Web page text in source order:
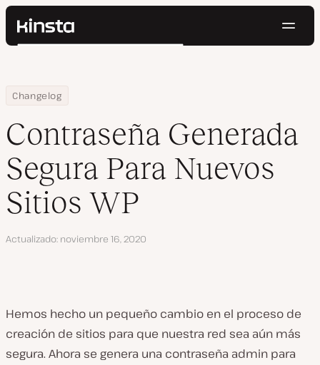
Kinsta®
Precios
Contacto
Buscar
Home
Changelog
Contraseña Generada Segura Para Nuevos Sitios WP
Contraseña Generada
Segura Para Nuevos
Sitios WP
Actualizado noviembre 16, 2020
Hemos hecho un pequeño cambio en el proceso de
creación de sitios para que nuestra red sea aún más
segura. Ahora se genera una contraseña admin para